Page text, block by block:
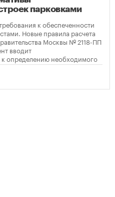
парковками
к обеспеченности
Новые правила расчета
Москвы № 2118-ПП
вводит
определению необходимого
от площади квартир и
для уже согласованных